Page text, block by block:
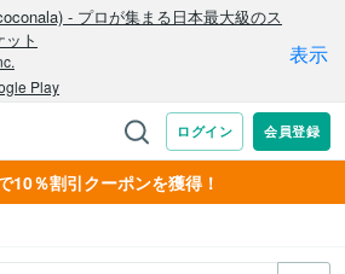
10％割引クーポンを獲得！